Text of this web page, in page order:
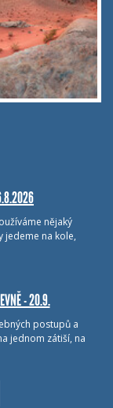
nějaký
jedeme na kole,
- 20.9.
postupů a
jednom zátiší, na